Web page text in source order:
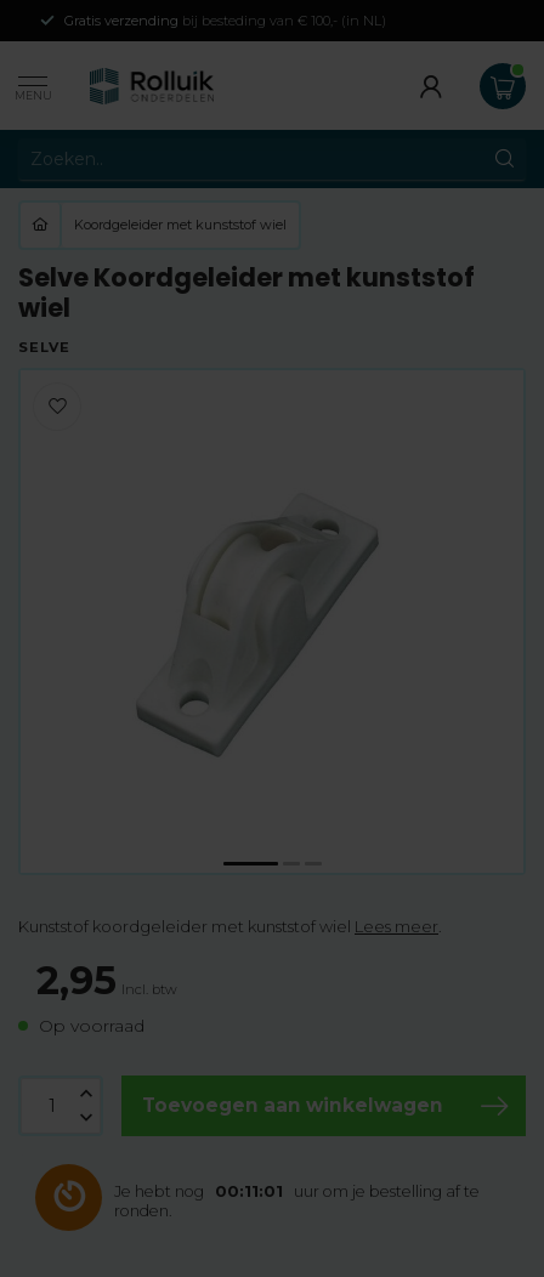
Gratis verzending bij besteding van € 100,- (in NL)
MENU
Koordgeleider met kunststof wiel
Selve Koordgeleider met kunststof
wiel
SELVE
Kunststof koordgeleider met kunststof wiel Lees meer
2,95 Incl. btw
Op voorraad
Toevoegen aan winkelwagen
Je hebt nog 00:11:00
uur om je bestelling af te
ronden.